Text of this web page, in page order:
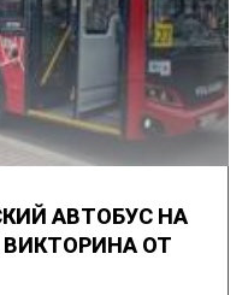
АВТОБУС НА
ВИКТОРИНА ОТ